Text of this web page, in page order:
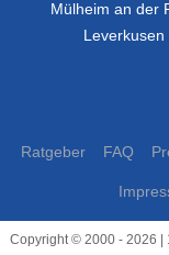
Mülheim an der
Leverkusen
Ratgeber FAQ
Copyright © 2000 - 2026 |